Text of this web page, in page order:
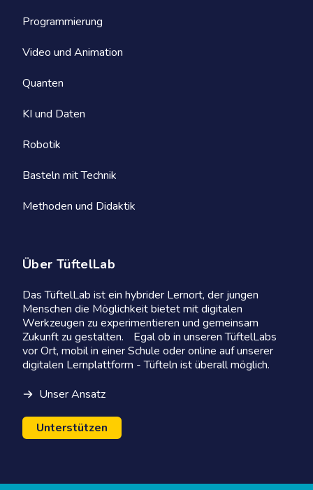
Programmierung
Video und Animation
Quanten
KI und Daten
Robotik
Basteln mit Technik
Methoden und Didaktik
Über TüftelLab
Das TüftelLab ist ein hybrider Lernort, der jungen
Menschen die Möglichkeit bietet mit digitalen
Werkzeugen zu experimentieren und gemeinsam
Zukunft zu gestalten. Egal ob in unseren TüftelLabs
vor Ort, mobil in einer Schule oder online auf unserer
digitalen Lernplattform - Tüfteln ist überall möglich.
Unser Ansatz
Unterstützen